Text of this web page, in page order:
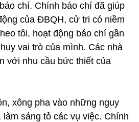
chí. Chính báo chí đã giúp
của ĐBQH, cử tri có niềm
tôi, hoạt động báo chí gần
vai trò của mình. Các nhà
với nhu cầu bức thiết của
xông pha vào những nguy
làm sáng tỏ các vụ việc. Chính